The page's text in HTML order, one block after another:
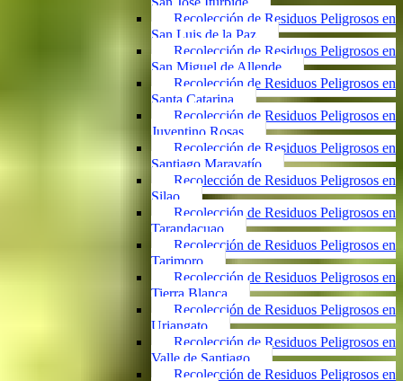
Recolección de Residuos Peligrosos en
San Luis de la Paz
Recolección de Residuos Peligrosos en
San Miguel de Allende
Recolección de Residuos Peligrosos en
Santa Catarina
Recolección de Residuos Peligrosos en
Juventino Rosas
Recolección de Residuos Peligrosos en
Santiago Maravatío
Recolección de Residuos Peligrosos en
Silao
Recolección de Residuos Peligrosos en
Tarandacuao
Recolección de Residuos Peligrosos en
Tarimoro
Recolección de Residuos Peligrosos en
Tierra Blanca
Recolección de Residuos Peligrosos en
Uriangato
Recolección de Residuos Peligrosos en
Valle de Santiago
Recolección de Residuos Peligrosos en